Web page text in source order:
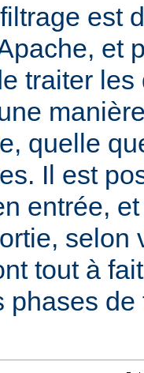
est
et
traiter
quelle
Il est
entrée,
selon
tout à
phases de